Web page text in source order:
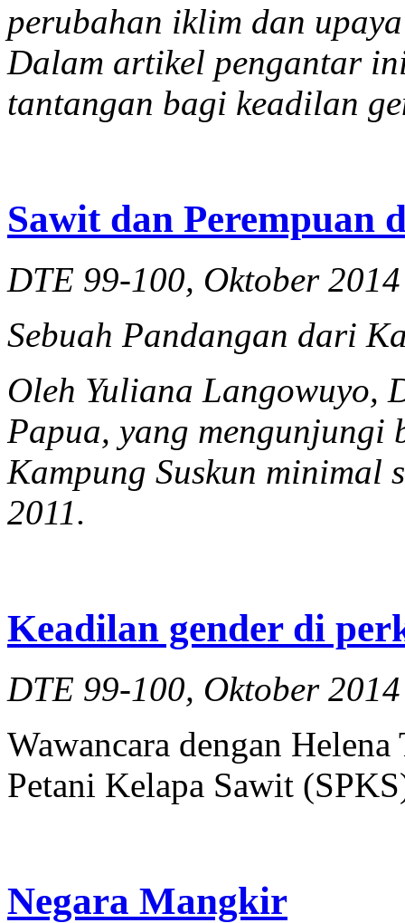
perubahan iklim dan
Dalam artikel pengantar
tantangan bagi keadilan
Sawit dan Perempuan
DTE 99-100, Oktober 2014
Sebuah Pandangan dari
Oleh Yuliana Langowuyo,
Papua, yang mengunjungi
Kampung Suskun minimal
2011.
Keadilan gender di
DTE 99-100, Oktober 2014
Wawancara dengan
Petani Kelapa Sawit
Negara Mangkir